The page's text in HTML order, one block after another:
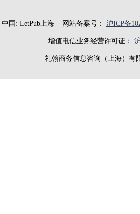
中国: LetPub上海网站备案号： 沪ICP备
增值电信业务经营许可证：
礼翰商务信息咨询（上海）